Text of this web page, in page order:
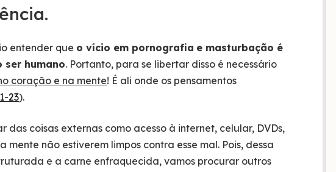
entender que o vício em pornografia e masturbação é
ser humano. Portanto, para se libertar disso é necessário
coração e na mente! É ali onde os pensamentos
23).
das coisas externas como acesso à internet, celular, DVDs,
mente não estiverem limpos contra esse mal. Pois, dessa
e a carne enfraquecida, vamos procurar outros